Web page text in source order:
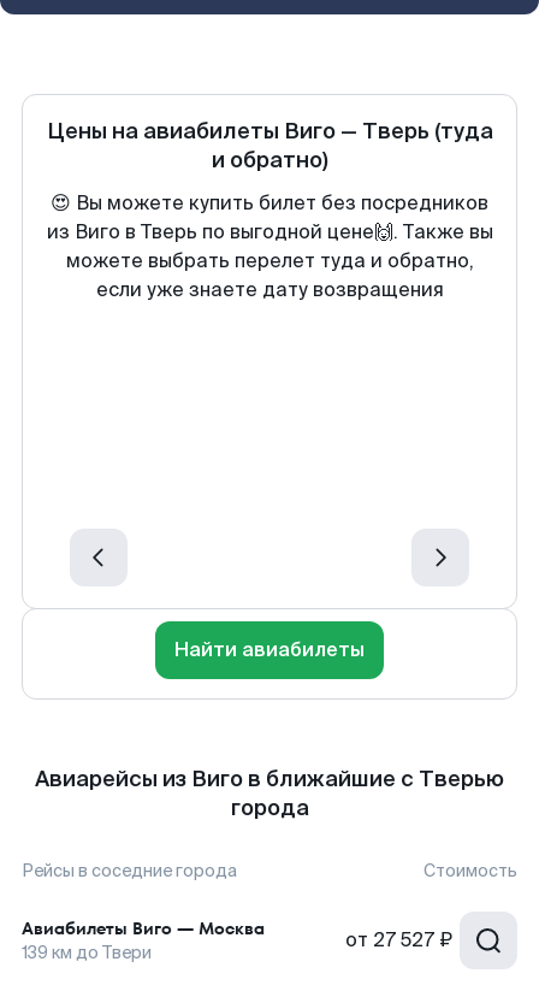
Цены на авиабилеты Виго— Тверь (туда
и обратно)
😍 Вы можете купить билет без посредников
из Виго в Тверь по выгодной цене🙌. Также вы
можете выбрать перелет туда и обратно,
если уже знаете дату возвращения
Найти авиабилеты
Авиарейсы из Виго в ближайшие с Тверью
города
Рейсы в соседние города Стоимость
Авиабилеты Виго — Москва
139 км до Твери от 27 527 ₽